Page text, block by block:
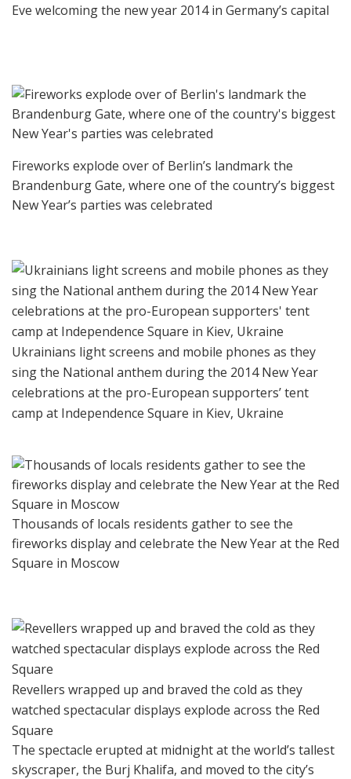
Eve welcoming the new year 2014 in Germany’s capital
Fireworks explode over of Berlin’s landmark the
Brandenburg Gate, where one of the country’s biggest
New Year’s parties was celebrated
Ukrainians light screens and mobile phones as they
sing the National anthem during the 2014 New Year
celebrations at the pro-European supporters’ tent
camp at Independence Square in Kiev, Ukraine
Thousands of locals residents gather to see the
fireworks display and celebrate the New Year at the Red
Square in Moscow
Revellers wrapped up and braved the cold as they
watched spectacular displays explode across the Red
Square
The spectacle erupted at midnight at the world’s tallest
skyscraper, the Burj Khalifa, and moved to the city’s